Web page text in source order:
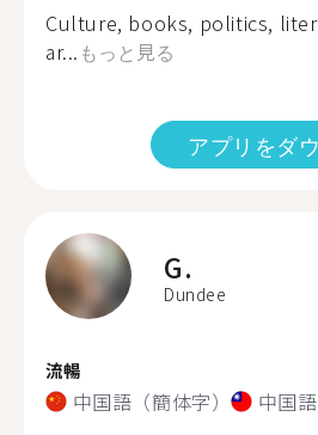
Culture, books, politics,
ar... もっと見る
アプリをダ
G.
Dundee
流暢
中国語（簡体字） 中国